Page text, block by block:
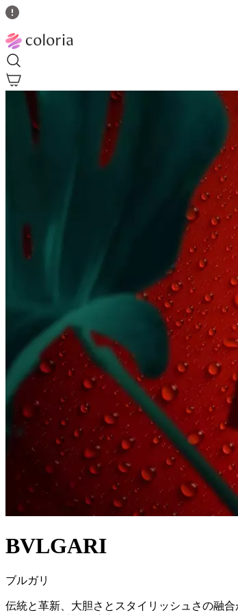
BVLGARI
ブルガリ
伝統と革新、大胆さとスタイリッシュさの融